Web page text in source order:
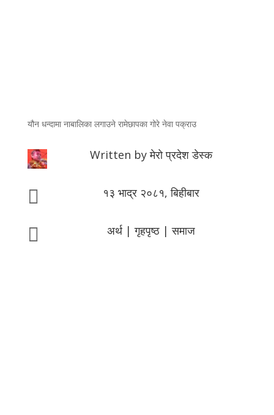
यौन धन्दामा नाबालिका लगाउने रामेछापका गोरे नेवा पक्राउ
Written byमेरो प्रदेश डेस्क
 १३ भाद्र २०८१, बिहीबार
 अर्थ |गृहपृष्ठ |समाज